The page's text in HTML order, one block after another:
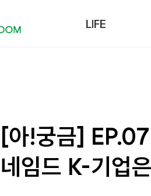
LIFE
[아!궁금]
네임드 K-기업